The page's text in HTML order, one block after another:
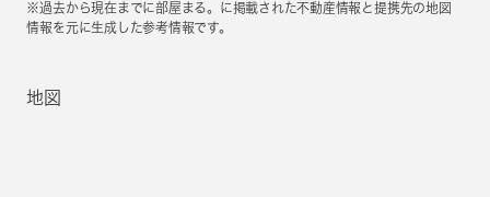
※過去から現在までに部屋まる。に掲載された不動産情報と提携先の地図
情報を元に生成した参考情報です。
地図